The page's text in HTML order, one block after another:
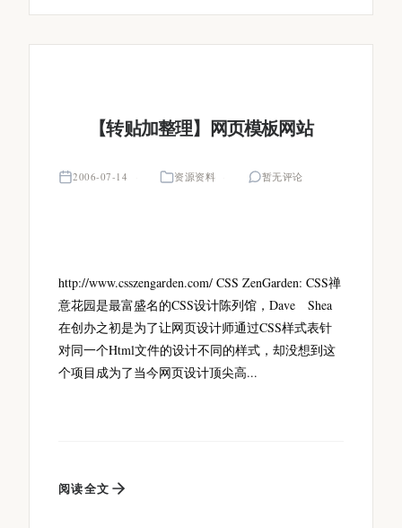
【转贴加整理】网页模板网站
2006-07-14 资源资料 暂无评论
http://www.csszengarden.com/ CSS ZenGarden: CSS禅
意花园是最富盛名的CSS设计陈列馆，Dave Shea
在创办之初是为了让网页设计师通过CSS样式表针
对同一个Html文件的设计不同的样式，却没想到这
个项目成为了当今网页设计顶尖高...
阅读全文